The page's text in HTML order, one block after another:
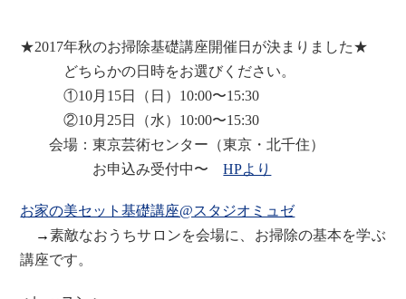
★2017年秋のお掃除基礎講座開催日が決まりました★
どちらかの日時をお選びください。
①10月15日（日）10:00〜15:30
②10月25日（水）10:00〜15:30
会場：東京芸術センター（東京・北千住）
お申込み受付中〜HPより
お家の美セット基礎講座@スタジオミュゼ
→素敵なおうちサロンを会場に、お掃除の基本を学ぶ
講座です。